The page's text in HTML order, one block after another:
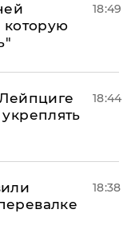
которую
18:49
18:44
18:38